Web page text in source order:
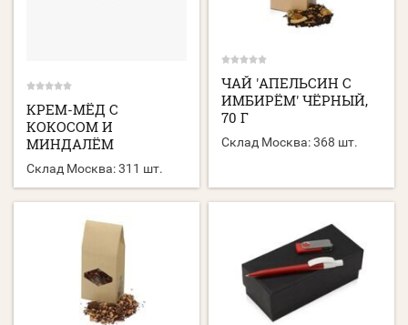
КРЕМ-МЁД С
КОКОСОМ И
МИНДАЛЁМ
Склад Москва:311 шт.
ЧАЙ 'АПЕЛЬСИН С
ИМБИРЁМ' ЧЁРНЫЙ,
70 Г
Склад Москва: 368 шт.